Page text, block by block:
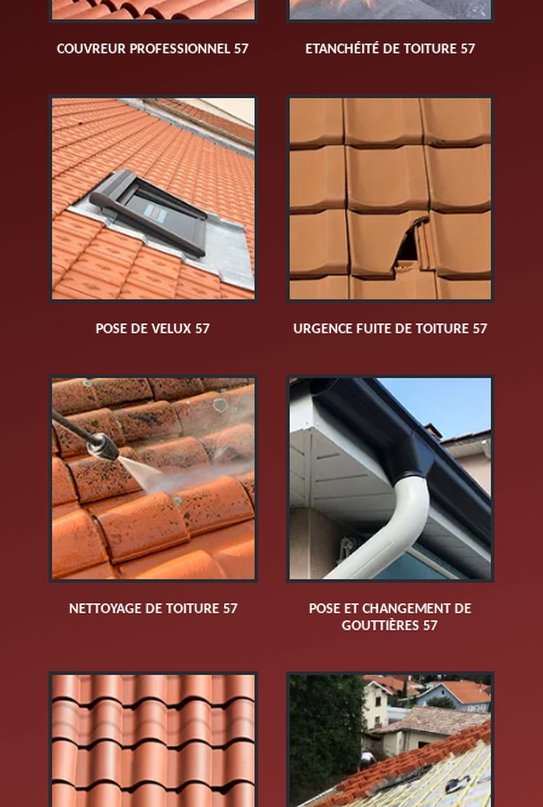
COUVREUR PROFESSIONNEL 57 ETANCHÉITÉ DE TOITURE 57
POSE DE VELUX 57 URGENCE FUITE DE TOITURE 57
NETTOYAGE DE TOITURE 57
POSE ET CHANGEMENT DE
GOUTTIÈRES 57